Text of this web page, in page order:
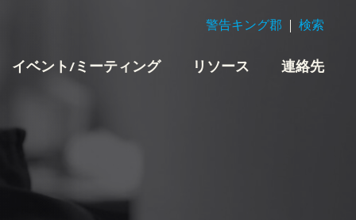
イベント/ミーティング リソース 連絡先
警告キング郡 検索